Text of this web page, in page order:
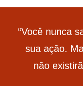
“Você nunca
sua ação.
não